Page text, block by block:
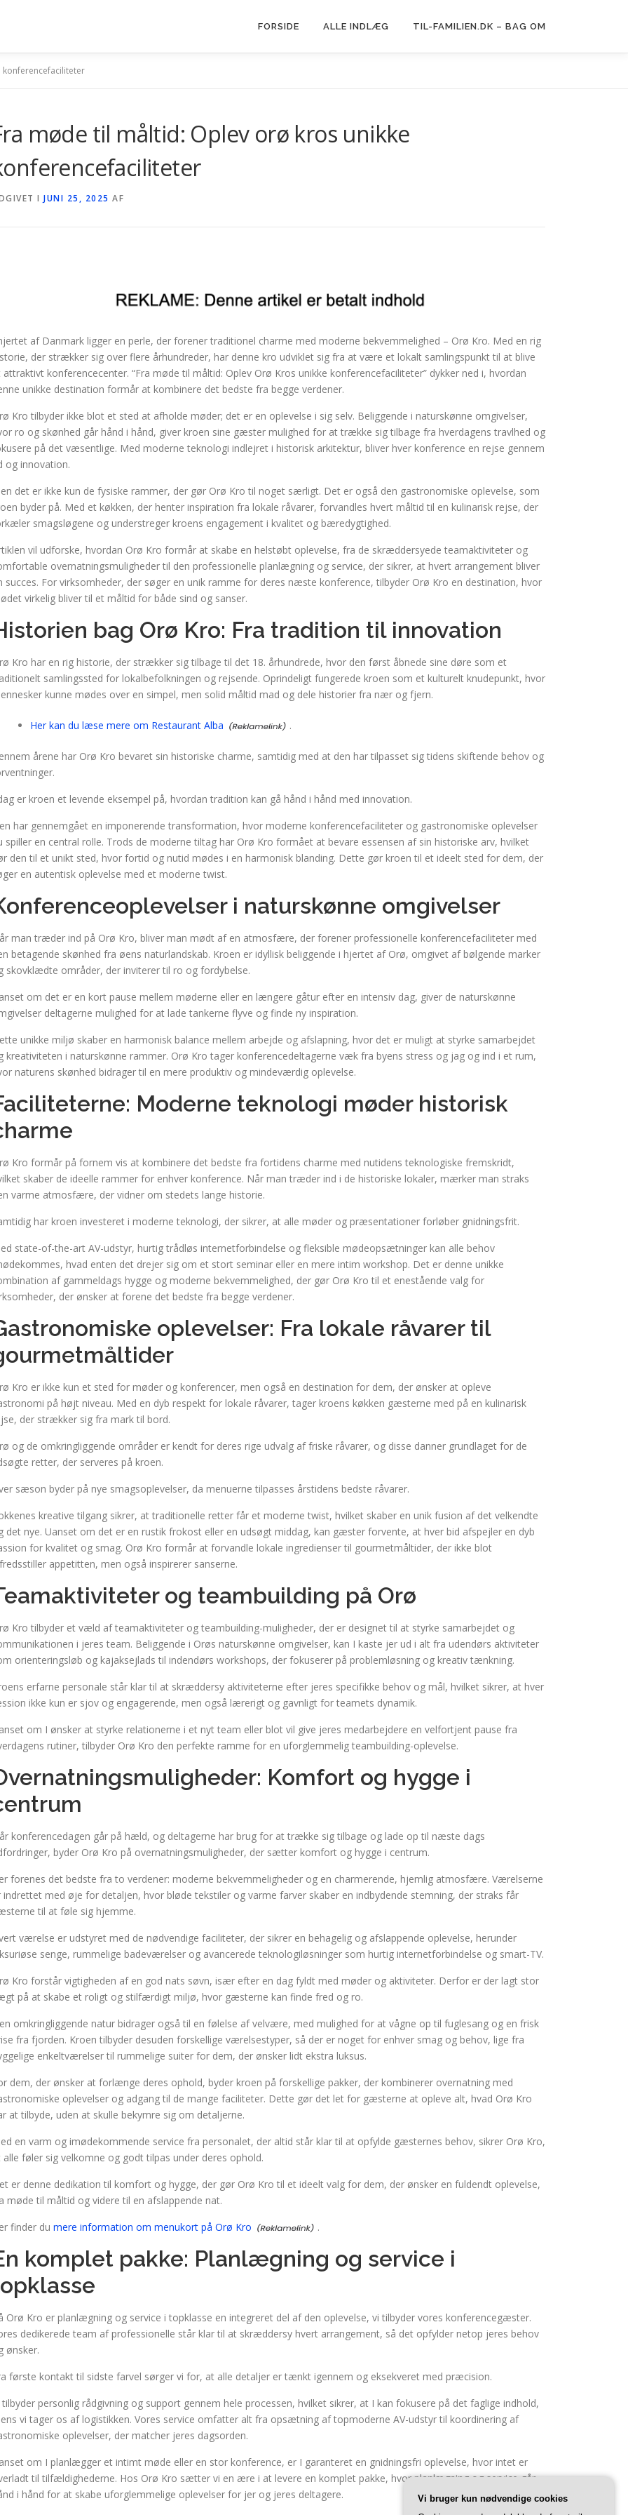
FORSIDE ALLE INDLÆG TIL-FAMILIEN.DK – BAG OM
konferencefaciliteter
møde til måltid: Oplev orø kros unikke
I JUNI 25, 2025 AF
af Danmark ligger en perle, der forener traditionel charme med moderne bekvemmelighed – Orø Kro. Med en rig
der strækker sig over flere århundreder, har denne kro udviklet sig fra at være et lokalt samlingspunkt til at blive
attraktivt konferencecenter. “Fra møde til måltid: Oplev Orø Kros unikke konferencefaciliteter” dykker ned i, hvordan
unikke destination formår at kombinere det bedste fra begge verdener.
Kro tilbyder ikke blot et sted at afholde møder; det er en oplevelse i sig selv. Beliggende i naturskønne omgivelser,
ro og skønhed går hånd i hånd, giver kroen sine gæster mulighed for at trække sig tilbage fra hverdagens travlhed og
på det væsentlige. Med moderne teknologi indlejret i historisk arkitektur, bliver hver konference en rejse gennem
og innovation.
det er ikke kun de fysiske rammer, der gør Orø Kro til noget særligt. Det er også den gastronomiske oplevelse, som
byder på. Med et køkken, der henter inspiration fra lokale råvarer, forvandles hvert måltid til en kulinarisk rejse, der
smagsløgene og understreger kroens engagement i kvalitet og bæredygtighed.
vil udforske, hvordan Orø Kro formår at skabe en helstøbt oplevelse, fra de skræddersyede teamaktiviteter og
overnatningsmuligheder til den professionelle planlægning og service, der sikrer, at hvert arrangement bliver
succes. For virksomheder, der søger en unik ramme for deres næste konference, tilbyder Orø Kro en destination, hvor
virkelig bliver til et måltid for både sind og sanser.
bag Orø Kro: Fra tradition til innovation
Kro har en rig historie, der strækker sig tilbage til det 18. århundrede, hvor den først åbnede sine døre som et
samlingssted for lokalbefolkningen og rejsende. Oprindeligt fungerede kroen som et kulturelt knudepunkt, hvor
kunne mødes over en simpel, men solid måltid mad og dele historier fra nær og fjern.
Her kan du læse mere om Restaurant Alba .
årene har Orø Kro bevaret sin historiske charme, samtidig med at den har tilpasset sig tidens skiftende behov og
er kroen et levende eksempel på, hvordan tradition kan gå hånd i hånd med innovation.
har gennemgået en imponerende transformation, hvor moderne konferencefaciliteter og gastronomiske oplevelser
spiller en central rolle. Trods de moderne tiltag har Orø Kro formået at bevare essensen af sin historiske arv, hvilket
den til et unikt sted, hvor fortid og nutid mødes i en harmonisk blanding. Dette gør kroen til et ideelt sted for dem, der
en autentisk oplevelse med et moderne twist.
i naturskønne omgivelser
man træder ind på Orø Kro, bliver man mødt af en atmosfære, der forener professionelle konferencefaciliteter med
betagende skønhed fra øens naturlandskab. Kroen er idyllisk beliggende i hjertet af Orø, omgivet af bølgende marker
skovklædte områder, der inviterer til ro og fordybelse.
om det er en kort pause mellem møderne eller en længere gåtur efter en intensiv dag, giver de naturskønne
deltagerne mulighed for at lade tankerne flyve og finde ny inspiration.
unikke miljø skaber en harmonisk balance mellem arbejde og afslapning, hvor det er muligt at styrke samarbejdet
kreativiteten i naturskønne rammer. Orø Kro tager konferencedeltagerne væk fra byens stress og jag og ind i et rum,
naturens skønhed bidrager til en mere produktiv og mindeværdig oplevelse.
Moderne teknologi møder historisk
Kro formår på fornem vis at kombinere det bedste fra fortidens charme med nutidens teknologiske fremskridt,
skaber de ideelle rammer for enhver konference. Når man træder ind i de historiske lokaler, mærker man straks
varme atmosfære, der vidner om stedets lange historie.
har kroen investeret i moderne teknologi, der sikrer, at alle møder og præsentationer forløber gnidningsfrit.
state-of-the-art AV-udstyr, hurtig trådløs internetforbindelse og fleksible mødeopsætninger kan alle behov
hvad enten det drejer sig om et stort seminar eller en mere intim workshop. Det er denne unikke
af gammeldags hygge og moderne bekvemmelighed, der gør Orø Kro til et enestående valg for
der ønsker at forene det bedste fra begge verdener.
oplevelser: Fra lokale råvarer til
Kro er ikke kun et sted for møder og konferencer, men også en destination for dem, der ønsker at opleve
på højt niveau. Med en dyb respekt for lokale råvarer, tager kroens køkken gæsterne med på en kulinarisk
der strækker sig fra mark til bord.
og de omkringliggende områder er kendt for deres rige udvalg af friske råvarer, og disse danner grundlaget for de
retter, der serveres på kroen.
sæson byder på nye smagsoplevelser, da menuerne tilpasses årstidens bedste råvarer.
kreative tilgang sikrer, at traditionelle retter får et moderne twist, hvilket skaber en unik fusion af det velkendte
det nye. Uanset om det er en rustik frokost eller en udsøgt middag, kan gæster forvente, at hver bid afspejler en dyb
for kvalitet og smag. Orø Kro formår at forvandle lokale ingredienser til gourmetmåltider, der ikke blot
appetitten, men også inspirerer sanserne.
og teambuilding på Orø
Kro tilbyder et væld af teamaktiviteter og teambuilding-muligheder, der er designet til at styrke samarbejdet og
i jeres team. Beliggende i Orøs naturskønne omgivelser, kan I kaste jer ud i alt fra udendørs aktiviteter
orienteringsløb og kajaksejlads til indendørs workshops, der fokuserer på problemløsning og kreativ tænkning.
erfarne personale står klar til at skræddersy aktiviteterne efter jeres specifikke behov og mål, hvilket sikrer, at hver
ikke kun er sjov og engagerende, men også lærerigt og gavnligt for teamets dynamik.
om I ønsker at styrke relationerne i et nyt team eller blot vil give jeres medarbejdere en velfortjent pause fra
rutiner, tilbyder Orø Kro den perfekte ramme for en uforglemmelig teambuilding-oplevelse.
Komfort og hygge i
konferencedagen går på hæld, og deltagerne har brug for at trække sig tilbage og lade op til næste dags
byder Orø Kro på overnatningsmuligheder, der sætter komfort og hygge i centrum.
forenes det bedste fra to verdener: moderne bekvemmeligheder og en charmerende, hjemlig atmosfære. Værelserne
indrettet med øje for detaljen, hvor bløde tekstiler og varme farver skaber en indbydende stemning, der straks får
til at føle sig hjemme.
værelse er udstyret med de nødvendige faciliteter, der sikrer en behagelig og afslappende oplevelse, herunder
senge, rummelige badeværelser og avancerede teknologiløsninger som hurtig internetforbindelse og smart-TV.
Kro forstår vigtigheden af en god nats søvn, især efter en dag fyldt med møder og aktiviteter. Derfor er der lagt stor
på at skabe et roligt og stilfærdigt miljø, hvor gæsterne kan finde fred og ro.
omkringliggende natur bidrager også til en følelse af velvære, med mulighed for at vågne op til fuglesang og en frisk
fra fjorden. Kroen tilbyder desuden forskellige værelsestyper, så der er noget for enhver smag og behov, lige fra
enkeltværelser til rummelige suiter for dem, der ønsker lidt ekstra luksus.
dem, der ønsker at forlænge deres ophold, byder kroen på forskellige pakker, der kombinerer overnatning med
oplevelser og adgang til de mange faciliteter. Dette gør det let for gæsterne at opleve alt, hvad Orø Kro
at tilbyde, uden at skulle bekymre sig om detaljerne.
en varm og imødekommende service fra personalet, der altid står klar til at opfylde gæsternes behov, sikrer Orø Kro,
alle føler sig velkomne og godt tilpas under deres ophold.
er denne dedikation til komfort og hygge, der gør Orø Kro til et ideelt valg for dem, der ønsker en fuldendt oplevelse,
møde til måltid og videre til en afslappende nat.
finder du mere information om menukort på Orø Kro .
komplet pakke: Planlægning og service i
Orø Kro er planlægning og service i topklasse en integreret del af den oplevelse, vi tilbyder vores konferencegæster.
dedikerede team af professionelle står klar til at skræddersy hvert arrangement, så det opfylder netop jeres behov
ønsker.
første kontakt til sidste farvel sørger vi for, at alle detaljer er tænkt igennem og eksekveret med præcision.
tilbyder personlig rådgivning og support gennem hele processen, hvilket sikrer, at I kan fokusere på det faglige indhold,
vi tager os af logistikken. Vores service omfatter alt fra opsætning af topmoderne AV-udstyr til koordinering af
oplevelser, der matcher jeres dagsorden.
om I planlægger et intimt møde eller en stor konference, er I garanteret en gnidningsfri oplevelse, hvor intet er
til tilfældighederne. Hos Orø Kro sætter vi en ære i at levere en komplet pakke, hvor planlægning og service går
i hånd for at skabe uforglemmelige oplevelser for jer og jeres deltagere.
Vi bruger kun nødvendige cookies